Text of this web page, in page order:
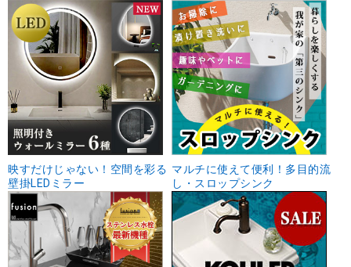
映すだけじゃない！空間を彩る
壁掛LEDミラー
マルチに使えて便利！多目的流
し・スロップシンク